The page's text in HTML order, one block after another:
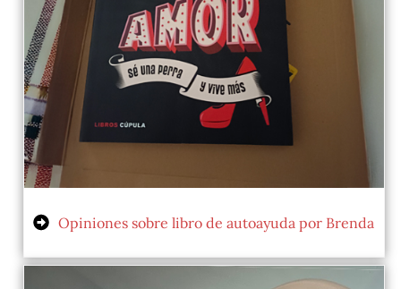
Opiniones sobre libro de autoayuda por Brenda